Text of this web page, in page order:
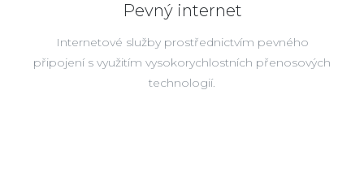
Pevný internet
Internetové služby prostřednictvím pevného
připojení s využitím vysokorychlostních přenosových
technologií.